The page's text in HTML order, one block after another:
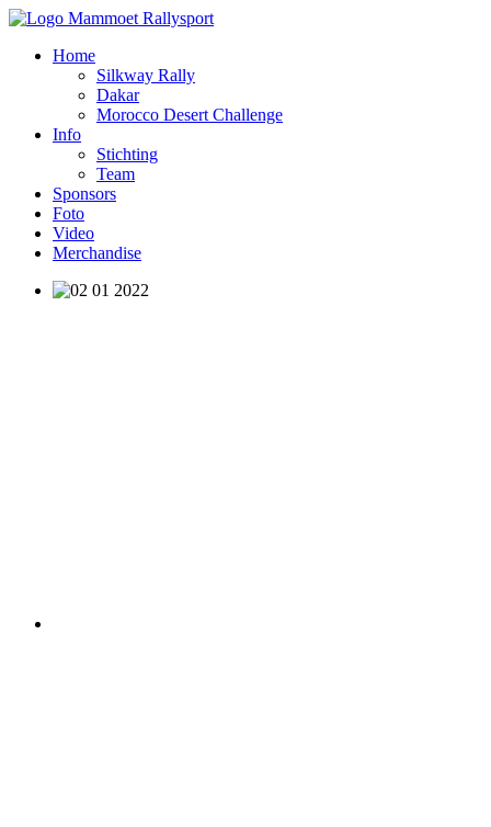
Home
Silkway Rally
Dakar
Morocco Desert Challenge
Info
Stichting
Team
Sponsors
Foto
Video
Merchandise